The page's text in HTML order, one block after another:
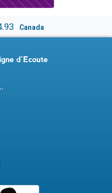
Canada